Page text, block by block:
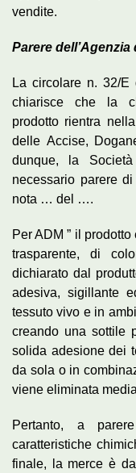
vendite.
Parere dell’Agenzia
La circolare n. 32/
chiarisce che la
prodotto rientra
delle Accise,
dunque, la
necessario parere
nota … del ….
Per ADM ” il
trasparente, di
dichiarato dal
adesiva, sigillante
tessuto vivo e in
creando una sottile
solida adesione dei
da sola o in
viene eliminata
Pertanto, a
caratteristiche
finale, la merce è